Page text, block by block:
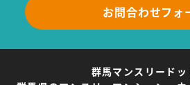
お問合わせフォ
群馬マンスリードッ